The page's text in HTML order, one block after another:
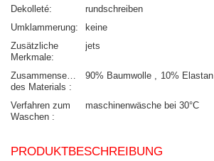
Dekolleté
rundschreiben
Umklammerung
keine
Zusätzliche
Merkmale
jets
Zusammensetzung
des Materials
90% Baumwolle 10% Elastan
Verfahren zum
Waschen
maschinenwäsche bei 30°C
PRODUKTBESCHREIBUNG